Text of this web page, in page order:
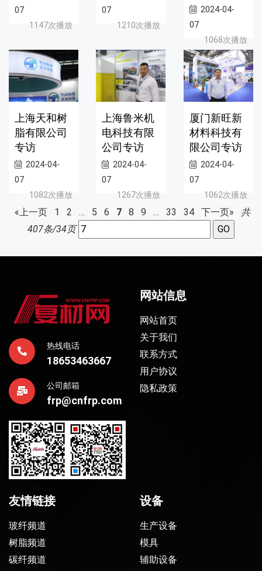
07
1147次播放
07
1210次播放
2024-04-
07
1068次播放
上海天和树
脂有限公司
专访
2024-04-
07
1082次播放
上海鲁米机
电科技有限
公司专访
2024-04-
07
1267次播放
厦门新旺新
材料科技有
限公司专访
2024-04-
07
1062次播放
«上一页 1 2 … 5 6 7 8 9 … 33 34 下一页»
共
407条/34页
热线电话
18653463667
公司邮箱
frp@cnfrp.com
网站信息
网站首页
关于我们
联系方式
用户协议
隐私政策
友情链接
玻纤频道
树脂频道
碳纤频道
设备
生产设备
模具
辅助设备